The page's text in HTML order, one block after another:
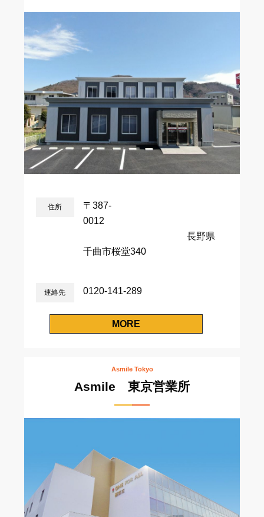
住所
〒387-
長野県
千曲市桜堂340
連絡先 0120-141-289
MORE
Asmile Tokyo
Asmile 東京営業所